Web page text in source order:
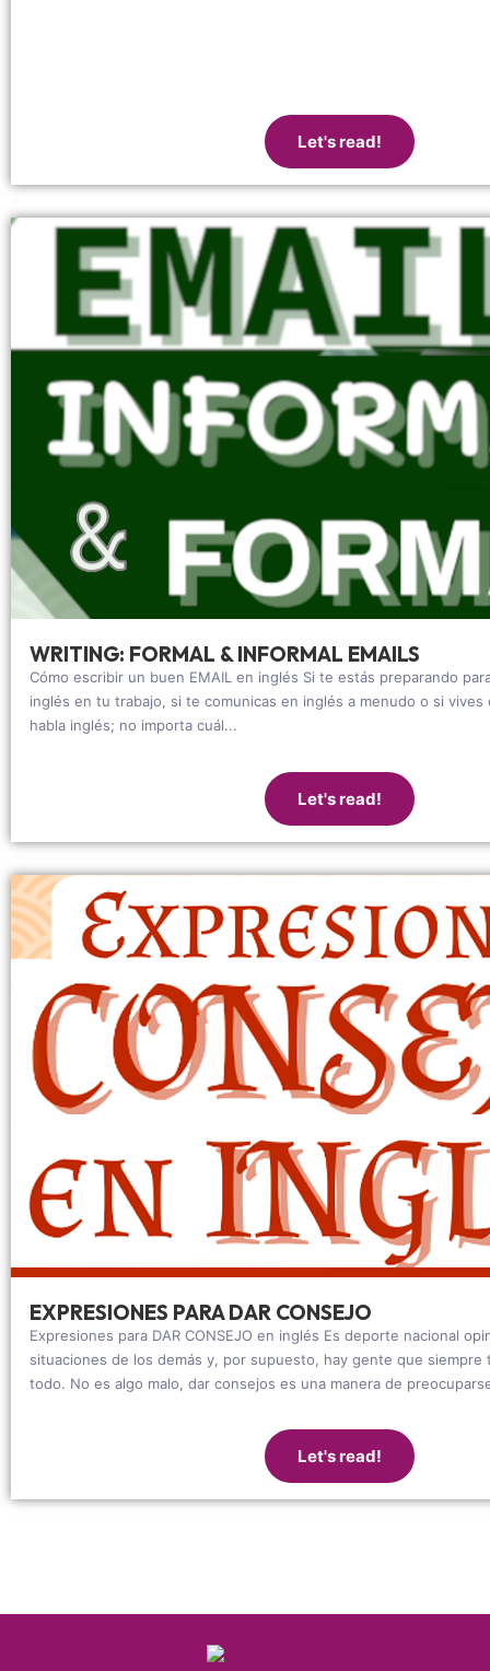
Let's read!
WRITING: FORMAL & INFORMAL EMAILS
Cómo escribir un buen EMAIL en inglés Si te estás preparando
inglés en tu trabajo, si te comunicas en inglés a menudo o si
habla inglés; no importa cuál...
Let's read!
EXPRESIONES PARA DAR CONSEJO
Expresiones para DAR CONSEJO en inglés Es deporte nacional
situaciones de los demás y, por supuesto, hay gente que siempre
todo. No es algo malo, dar consejos es una manera de
Let's read!